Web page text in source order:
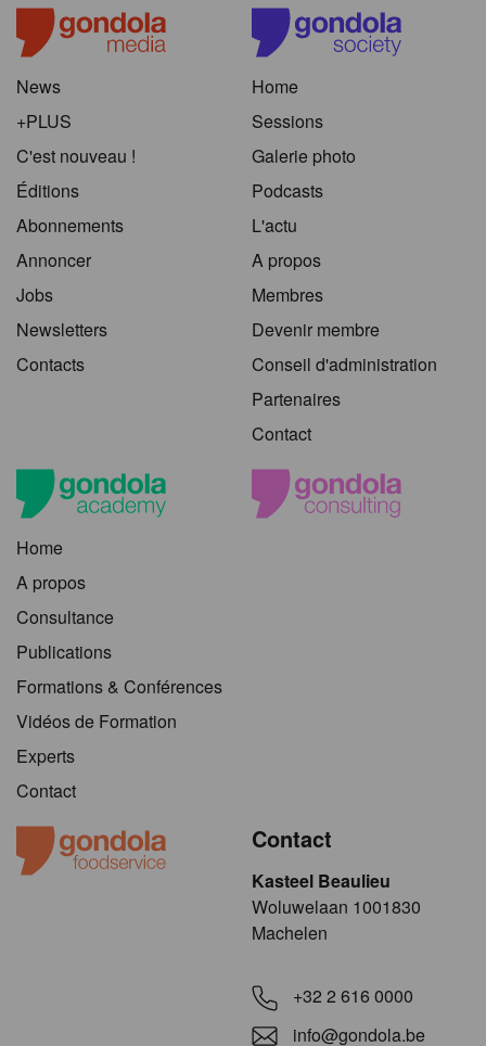
News
+PLUS
C'est nouveau !
Éditions
Abonnements
Annoncer
Jobs
Newsletters
Contacts
Home
Sessions
Galerie photo
Podcasts
L'actu
A propos
Membres
Devenir membre
Conseil d'administration
Partenaires
Contact
Home
A propos
Consultance
Publications
Formations & Conférences
Vidéos de Formation
Experts
Contact
Contact
Kasteel Beaulieu
​​​Woluwelaan 1001830
Machelen
+32 2 616 0000
info@gondola.be